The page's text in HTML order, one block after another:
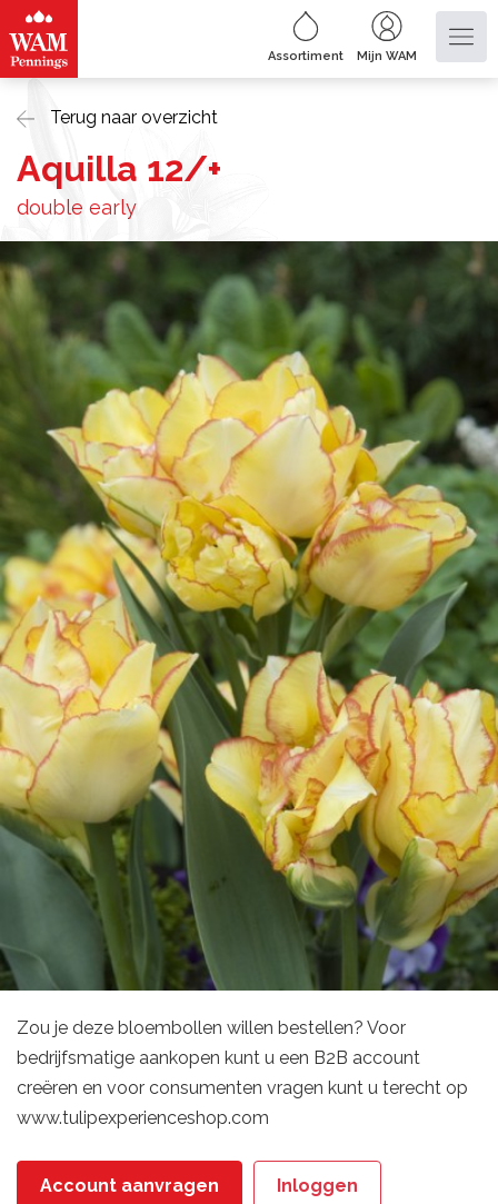
Assortiment Mijn WAM
Terug naar overzicht
Aquilla 12/+
double early
Zou je deze bloembollen willen bestellen? Voor
bedrijfsmatige aankopen kunt u een B2B account
creëren en voor consumenten vragen kunt u terecht op
www.tulipexperienceshop.com
Account aanvragen Inloggen